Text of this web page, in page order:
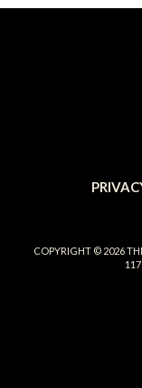
COPYRIGHT © 2026